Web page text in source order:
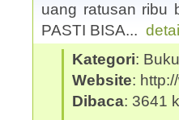
uang ratusan ribu
PASTI BISA...
Kategori:
Website:
Dibaca: 3641